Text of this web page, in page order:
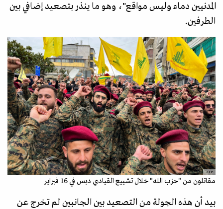
المدنيين دماء وليس مواقع"، وهو ما ينذر بتصعيد إضافي بين
الطرفين.
AFP
مقاتلون من "حزب الله" خلال تشييع القيادي دبس في 16 فبراير
بيد أن هذه الجولة من التصعيد بين الجانبين لم تخرج عن